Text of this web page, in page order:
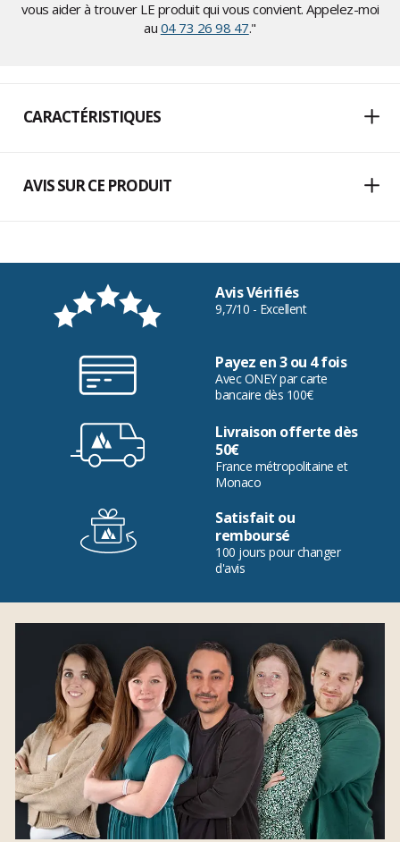
vous aider à trouver LE produit qui vous convient. Appelez-moi
au 04 73 26 98 47."
CARACTÉRISTIQUES
AVIS SUR CE PRODUIT
Avis Vérifiés
9,7/10 - Excellent
Payez en 3 ou 4 fois
Avec ONEY par carte
bancaire dès 100€
Livraison offerte dès
50€
France métropolitaine et
Monaco
Satisfait ou
remboursé
100 jours pour changer
d'avis